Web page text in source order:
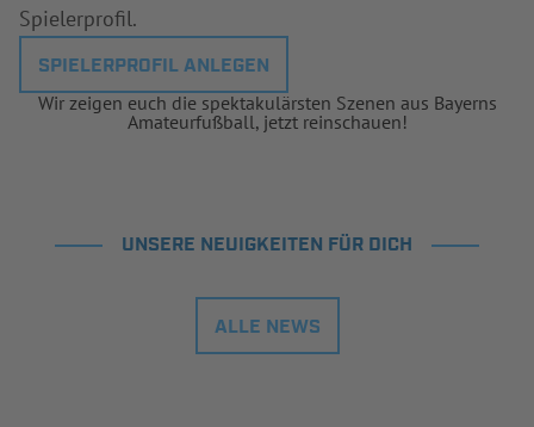
Spielerprofil.
SPIELERPROFIL ANLEGEN
Wir zeigen euch die spektakulärsten Szenen aus Bayerns
Amateurfußball, jetzt reinschauen!
UNSERE NEUIGKEITEN FÜR DICH
ALLE NEWS